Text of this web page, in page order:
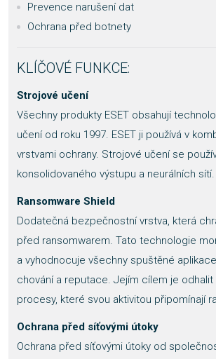
Prevence narušení dat
Ochrana před botnety
KLÍČOVÉ FUNKCE:
Strojové učení
Všechny produkty ESET obsahují
učení od roku 1997. ESET ji používá v
vrstvami ochrany. Strojové učení se
konsolidovaného výstupu a neurálních sítí.
Ransomware Shield
Dodatečná bezpečnostní vrstva, která
před ransomwarem. Tato technologie
a vyhodnocuje všechny spuštěné
chování a reputace. Jejím cílem je odhalit
procesy, které svou aktivitou připomínají
Ochrana před síťovými útoky
Ochrana před síťovými útoky od